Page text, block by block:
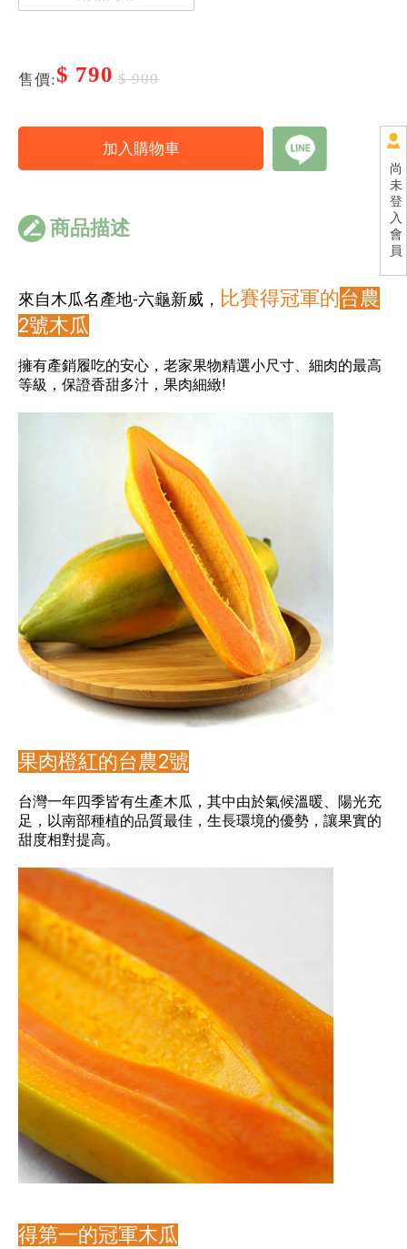
尚
未
登
入
會
員
售價:$ 790 $ 900
商品描述
來自木瓜名產地-六龜新威， 比賽得冠軍的台農
2號木瓜
擁有產銷履吃的安心，老家果物精選小尺寸、細肉的最高
等級，保證香甜多汁，果肉細緻!
果肉橙紅的台農2號
台灣一年四季皆有生產木瓜，其中由於氣候溫暖、陽光充
足，以南部種植的品質最佳，生長環境的優勢，讓果實的
甜度相對提高。
得第一的冠軍木瓜